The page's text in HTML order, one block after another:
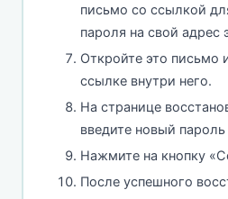
письмо со ссылкой
пароля на свой адрес
Откройте это письмо
ссылке внутри него.
На странице
введите новый
Нажмите на кнопку
После успешного